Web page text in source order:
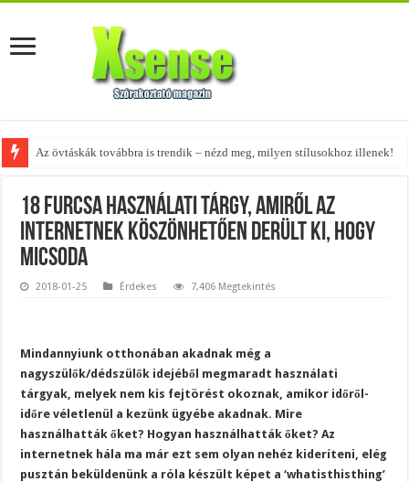
A tökéletes táskák férfiaknak – fedezd fel az 5 legjobb fazont!
18 furcsa használati tárgy, amiről az
internetnek köszönhetően derült ki, hogy
micsoda
2018-01-25 Érdekes 7,406 Megtekintés
Mindannyiunk otthonában akadnak még a
nagyszülők/dédszülők idejéből megmaradt használati
tárgyak, melyek nem kis fejtörést okoznak, amikor időről-
időre véletlenül a kezünk ügyébe akadnak. Mire
használhatták őket? Hogyan használhatták őket? Az
internetnek hála ma már ezt sem olyan nehéz kideríteni, elég
pusztán beküldenünk a róla készült képet a ‘whatisthisthing’